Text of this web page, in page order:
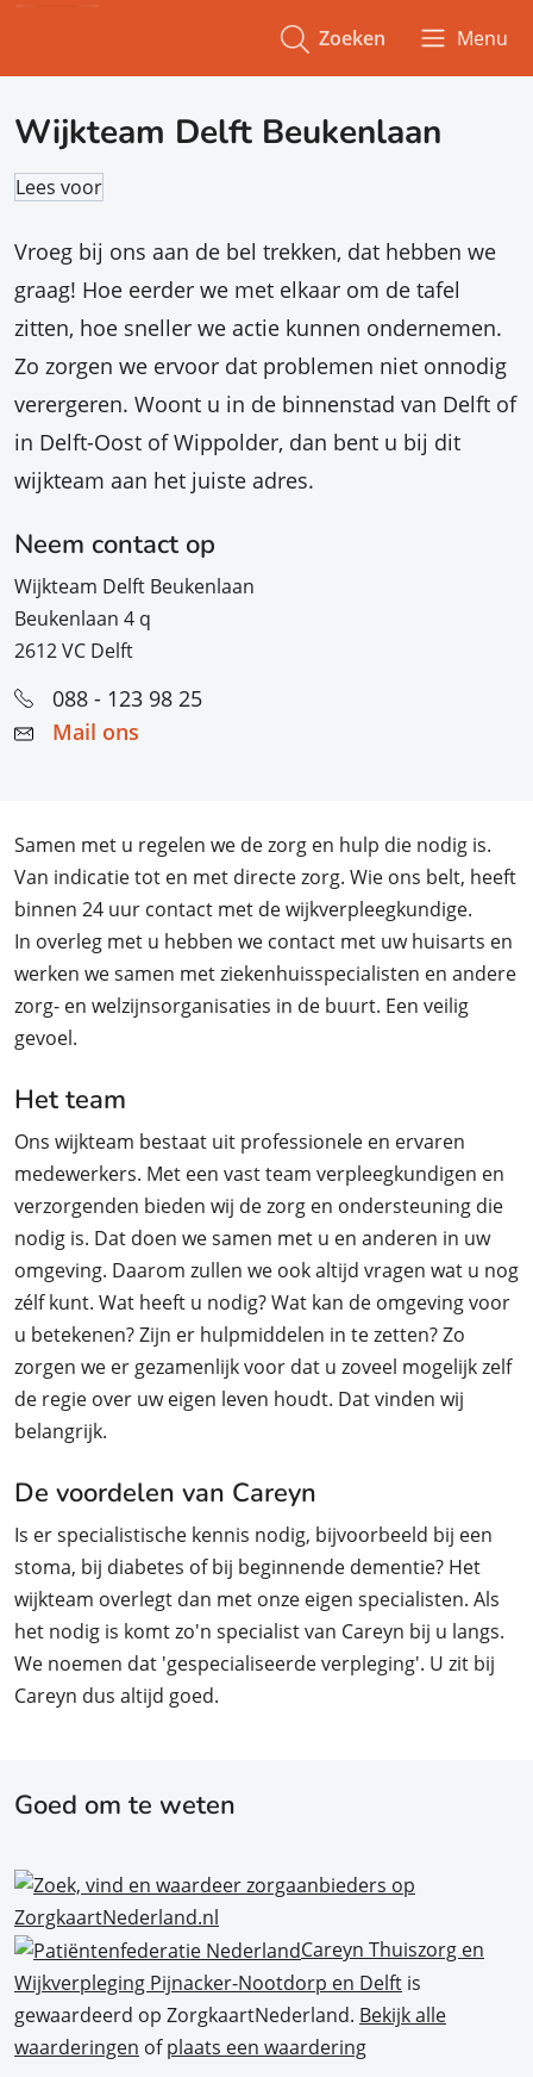
Zoeken Menu
Wijkteam Delft Beukenlaan
Lees voor
Vroeg bij ons aan de bel trekken, dat hebben we
graag! Hoe eerder we met elkaar om de tafel
zitten, hoe sneller we actie kunnen ondernemen.
Zo zorgen we ervoor dat problemen niet onnodig
verergeren. Woont u in de binnenstad van Delft of
in Delft-Oost of Wippolder, dan bent u bij dit
wijkteam aan het juiste adres.
Neem contact op
Wijkteam Delft Beukenlaan
Beukenlaan 4 q
2612 VC Delft
088 - 123 98 25
Mail ons
Samen met u regelen we de zorg en hulp die nodig is.
Van indicatie tot en met directe zorg. Wie ons belt, heeft
binnen 24 uur contact met de wijkverpleegkundige.
In overleg met u hebben we contact met uw huisarts en
werken we samen met ziekenhuisspecialisten en andere
zorg- en welzijnsorganisaties in de buurt. Een veilig
gevoel.
Het team
Ons wijkteam bestaat uit professionele en ervaren
medewerkers. Met een vast team verpleegkundigen en
verzorgenden bieden wij de zorg en ondersteuning die
nodig is. Dat doen we samen met u en anderen in uw
omgeving. Daarom zullen we ook altijd vragen wat u nog
zélf kunt. Wat heeft u nodig? Wat kan de omgeving voor
u betekenen? Zijn er hulpmiddelen in te zetten? Zo
zorgen we er gezamenlijk voor dat u zoveel mogelijk zelf
de regie over uw eigen leven houdt. Dat vinden wij
belangrijk.
De voordelen van Careyn
Is er specialistische kennis nodig, bijvoorbeeld bij een
stoma, bij diabetes of bij beginnende dementie? Het
wijkteam overlegt dan met onze eigen specialisten. Als
het nodig is komt zo'n specialist van Careyn bij u langs.
We noemen dat 'gespecialiseerde verpleging'. U zit bij
Careyn dus altijd goed.
Goed om te weten
Careyn Thuiszorg en
Wijkverpleging Pijnacker-Nootdorp en Delft is
gewaardeerd op ZorgkaartNederland. Bekijk alle
waarderingen ofplaats een waardering